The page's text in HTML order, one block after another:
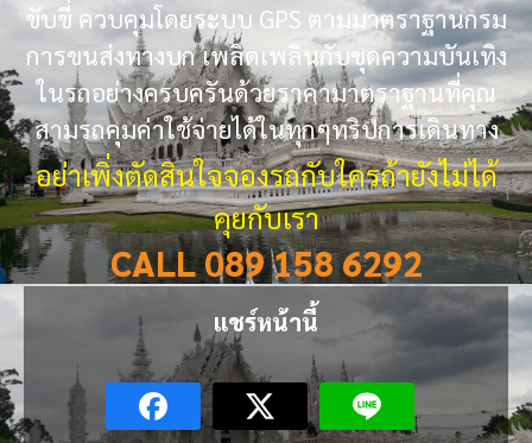
ขับขี่ ควบคุมโดยระบบ GPS ตามมาตราฐานกรม
การขนส่งทางบก เพลิดเพลินกับชุดความบันเทิง
ในรถอย่างครบครันด้วยราคามาตราฐานที่คุณ
สามรถคุมค่าใช้จ่ายได้ในทุกๆทริปการเดินทาง
อย่าเพิ่งตัดสินใจจองรถกับใครถ้ายังไม่ได้
คุยกับเรา
CALL 089 158 6292
แชร์หน้านี้